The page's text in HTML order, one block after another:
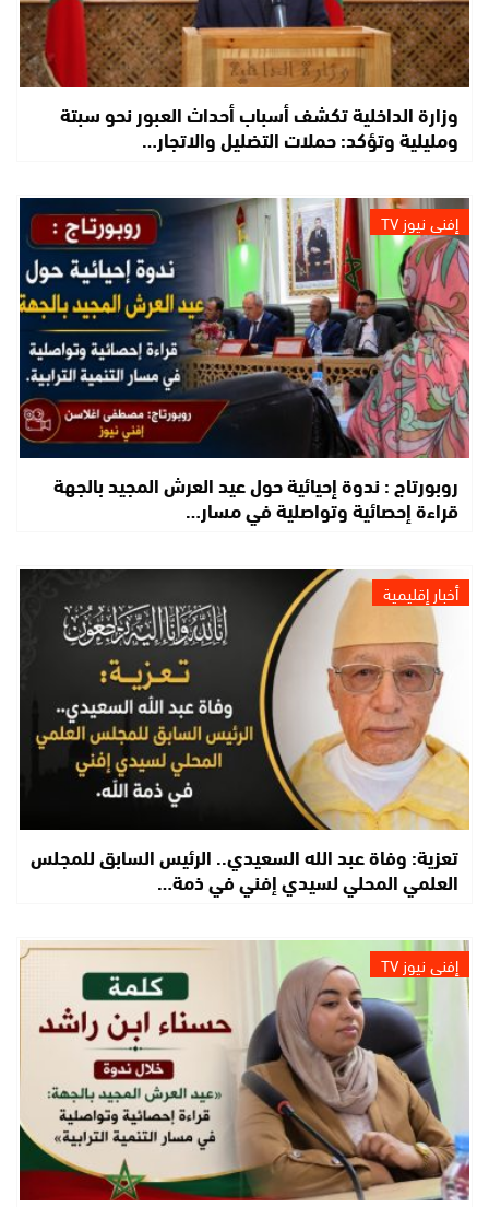
وزارة الداخلية تكشف أسباب أحداث العبور نحو سبتة
ومليلية وتؤكد: حملات التضليل والاتجار…
إفني نيوز TV
روبورتاج : ندوة إحيائية حول عيد العرش المجيد بالجهة
قراءة إحصائية وتواصلية في مسار…
أخبار إقليمية
تعزية: وفاة عبد الله السعيدي.. الرئيس السابق للمجلس
العلمي المحلي لسيدي إفني في ذمة…
إفني نيوز TV